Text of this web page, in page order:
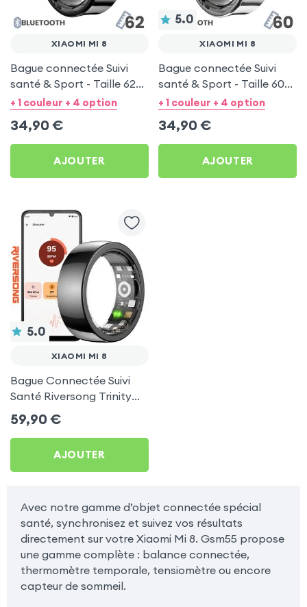
XIAOMI MI 8
Bague connectée Suivi
santé & Sport - Taille 62
Noir
+ 1 couleur + 4 option
34,90 €
AJOUTER
5.0
XIAOMI MI 8
Bague connectée Suivi
santé & Sport - Taille 60
Argent
+ 1 couleur + 4 option
34,90 €
AJOUTER
5.0
XIAOMI MI 8
Bague Connectée Suivi
Santé Riversong Trinity
Noir - Anneau Connecté
Étanche IP68
59,90 €
AJOUTER
Avec notre gamme d’objet connectée spécial
santé, synchronisez et suivez vos résultats
directement sur votre Xiaomi Mi 8. Gsm55 propose
une gamme complète : balance connectée,
thermomètre temporale, tensiomètre ou encore
capteur de sommeil.